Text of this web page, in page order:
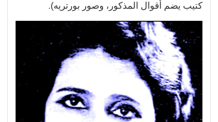
كتيب يضم أقوال المذكور، وصور بورتريه).